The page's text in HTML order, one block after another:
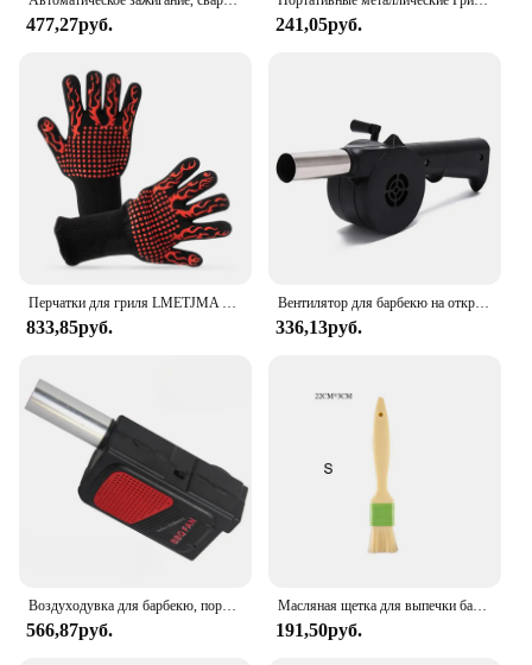
477,27руб. 241,05руб.
Перчатки для гриля LMETJMA 1472 ° F (800 ° C), экстремальные термостойкие перчатки для приготовления барбекю, прихватки для духовки, Нескользящие искусственные перчатки KC0284
833,85руб.
Вентилятор для барбекю на открытом воздухе, ручной вентилятор для барбекю, пикника и инструментов для гриля, улучшенная кулинария
336,13руб.
Воздуходувка для барбекю, портативный Электрический ручной кулинарный вентилятор для барбекю, сильфоновый инструмент для открытого воздуха, кемпинга, пикника, барбекю
566,87руб.
Масляная щетка для выпечки барбекю Кондитерские инструменты для кемпинга яйцо торт кисти для хлеба пищевой кухонный инструмент Аксессуары для барбекю десерт
191,50руб.